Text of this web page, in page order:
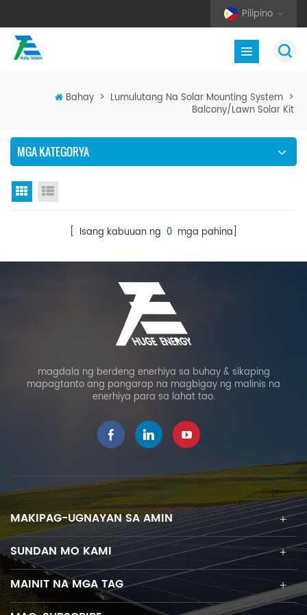
Pilipino
Bahay > Lumulutang Na Solar Mounting System >
Balcony/Lawn Solar Kit
MGA KATEGORYA
Grid View
[ Isang kabuuan ng 0 mga pahina]
magdala ng berdeng enerhiya sa buhay & sikaping
mapagtanto ang pangarap na magbigay ng malinis na
enerhiya para sa lahat tao.
MAKIPAG-UGNAYAN SA AMIN
SUNDAN MO KAMI
MAINIT NA MGA TAG